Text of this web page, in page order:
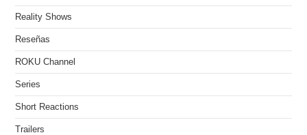
Reality Shows
Reseñas
ROKU Channel
Series
Short Reactions
Trailers